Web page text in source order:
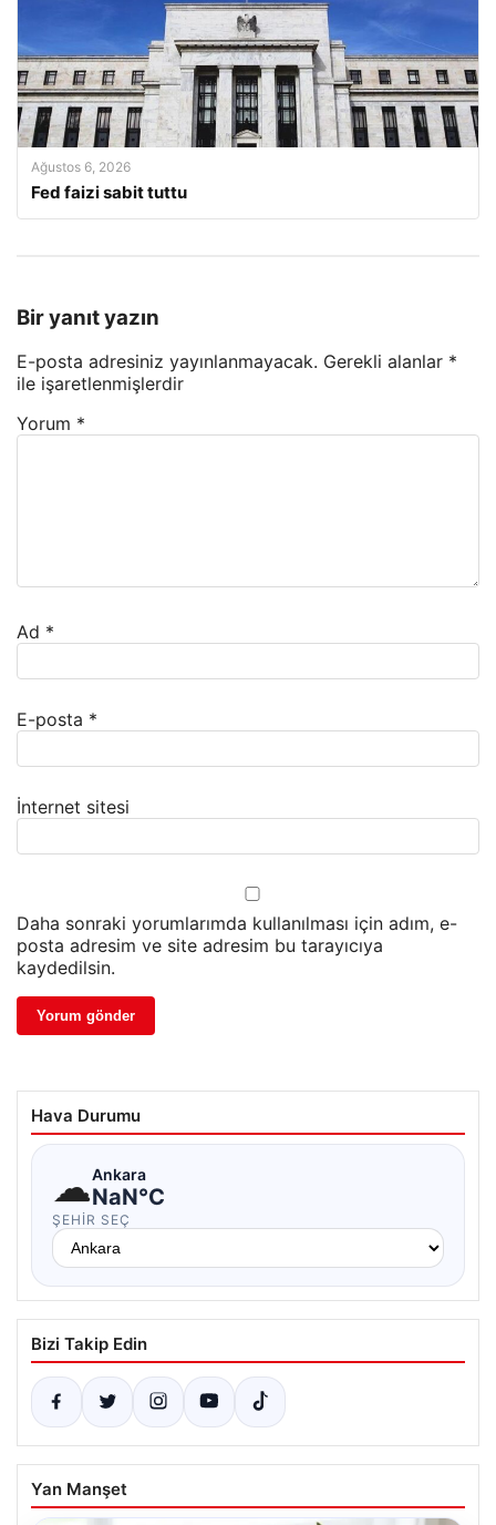
Ağustos 6, 2026
Fed faizi sabit tuttu
Bir yanıt yazın
E-posta adresiniz yayınlanmayacak. Gerekli alanlar *
ile işaretlenmişlerdir
Yorum *
Ad *
E-posta *
İnternet sitesi
Daha sonraki yorumlarımda kullanılması için adım, e-
posta adresim ve site adresim bu tarayıcıya
kaydedilsin.
Hava Durumu
☁Ankara
NaN°C
ŞEHIR SEÇ
Bizi Takip Edin
Yan Manşet